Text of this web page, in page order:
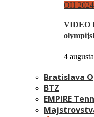
OH 2024
VIDEO
4
Bratislava
BTZ
EMPIRE